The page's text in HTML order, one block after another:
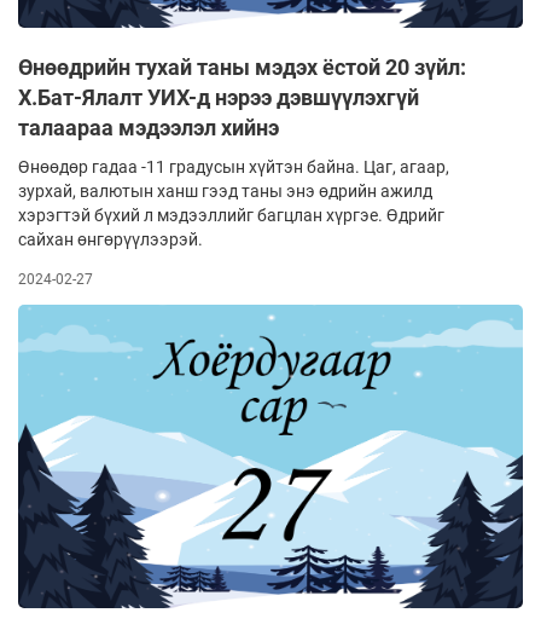
Өнөөдрийн тухай таны мэдэх ёстой 20 зүйл:
Х.Бат-Ялалт УИХ-д нэрээ дэвшүүлэхгүй
талаараа мэдээлэл хийнэ
Өнөөдөр гадаа -11 градусын хүйтэн байна. Цаг, агаар,
зурхай, валютын ханш гээд таны энэ өдрийн ажилд
хэрэгтэй бүхий л мэдээллийг багцлан хүргэе. Өдрийг
сайхан өнгөрүүлээрэй.
2024-02-27